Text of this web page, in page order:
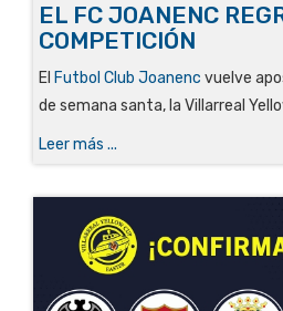
EL FC JOANENC
COMPETICIÓN
El Futbol Club Joanenc vuelve
de semana santa, la Villarreal
Leer más ...